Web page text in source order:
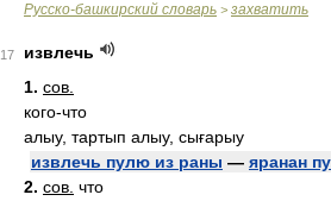
Русско-башкирский словарь > захватить
17
извлечь
1. сов.
кого-что
алыу, тартып алыу, сығарыу
извлечь пулю из раны — яранан
2. сов. что